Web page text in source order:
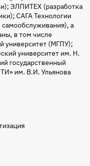
ЭЛПИТЕХ (разработка
САГА Технологии
самообслуживания), а
в том числе
университет (МГПУ);
университет им. Н.
государственный
им. В.И. Ульянова